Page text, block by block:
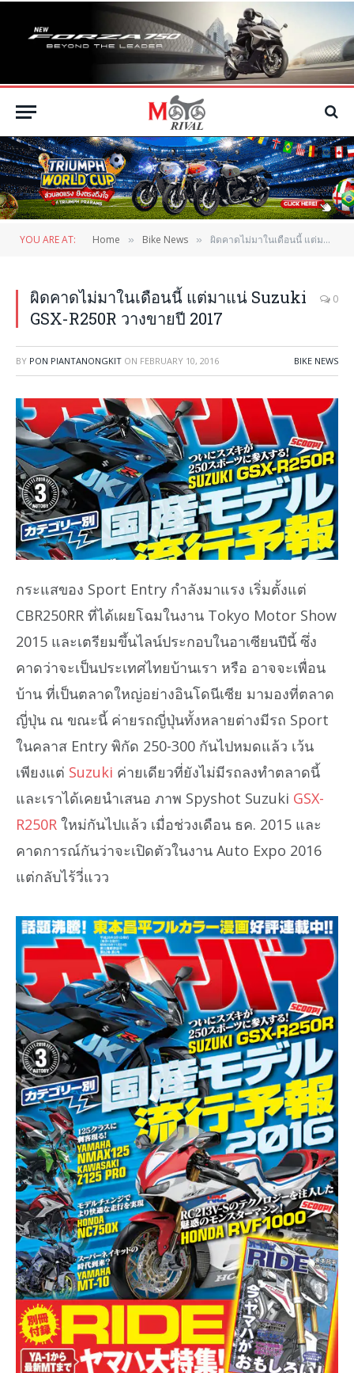
YOU ARE AT: Home » Bike News » ผิดคาดไม่มาในเดือนนี้ แต่มาแน่ Suzuki GSX-R250R วางขายปี 2017
ผิดคาดไม่มาในเดือนนี้ แต่มาแน่ Suzuki
GSX-R250R วางขายปี 2017
0
BY PON PIANTANONGKIT ON FEBRUARY 10, 2016 BIKE NEWS
กระแสของ Sport Entry กำลังมาแรง เริ่มตั้งแต่
CBR250RR ที่ได้เผยโฉมในงาน Tokyo Motor Show
2015 และเตรียมขึ้นไลน์ประกอบในอาเซียนปีนี้ ซึ่ง
คาดว่าจะเป็นประเทศไทยบ้านเรา หรือ อาจจะเพื่อน
บ้าน ที่เป็นตลาดใหญ่อย่างอินโดนีเซีย มามองที่ตลาด
ญี่ปุ่น ณ ขณะนี้ ค่ายรถญี่ปุ่นทั้งหลายต่างมีรถ Sport
ในคลาส Entry พิกัด 250-300 กันไปหมดแล้ว เว้น
เพียงแต่ Suzuki ค่ายเดียวที่ยังไม่มีรถลงทำตลาดนี้
และเราได้เคยนำเสนอ ภาพ Spyshot Suzuki GSX-
R250R ใหม่กันไปแล้ว เมื่อช่วงเดือน ธค. 2015 และ
คาดการณ์กันว่าจะเปิดตัวในงาน Auto Expo 2016
แต่กลับไร้วี่แวว